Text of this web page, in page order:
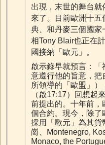
出現，末世的舞台就
來了。目前歐洲十
典、和丹麥三個國家
相Tony Blair也正在
國接納「歐元」。
啟示錄早就預言：
意遵行他的旨意，把
所領導的「歐盟」）
（啟17:17）回想起
前提出的。十年前，
個合約。現今，除了
採用「歐元」為其貨
崗、Montenegro,
Monaco, the